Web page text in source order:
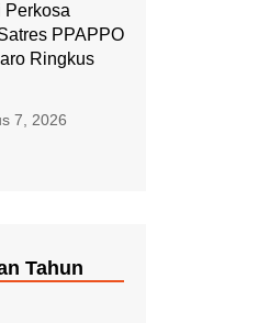
Perkosa
PPAPPO
Ringkus
7, 2026
Tahun